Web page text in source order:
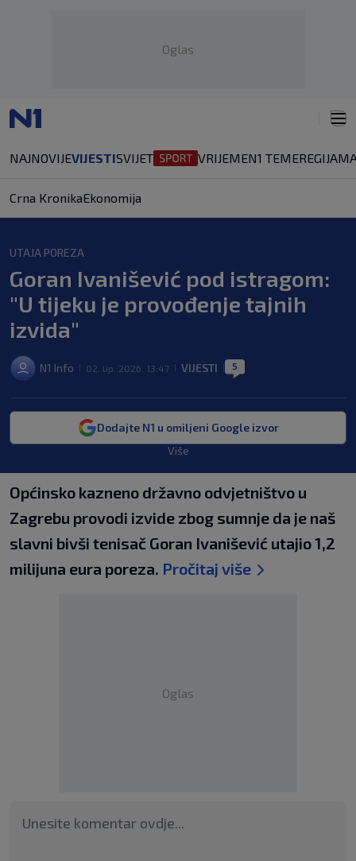
Oglas
NAJNOVIJEVIJESTISVIJET VRIJEMEN1 TEMEREGIJA
Crna KronikaEkonomija
UTAJA POREZA
Goran Ivanišević pod istragom:
"U tijeku je provođenje tajnih
izvida"
N1 Info 02. lip. 2026. 13:47 VIJESTI 5
Dodajte N1 u omiljeni Google izvor
Više
Općinsko kazneno državno odvjetništvo u
Zagrebu provodi izvide zbog sumnje da je naš
slavni bivši tenisač Goran Ivanišević utajio 1,2
milijuna eura poreza. Pročitaj više
Oglas